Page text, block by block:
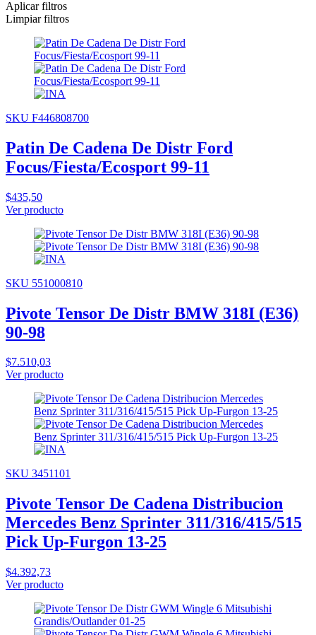
Aplicar filtros
Limpiar filtros
SKU F446808700
Patin De Cadena De Distr Ford
Focus/Fiesta/Ecosport 99-11
$435,50
Ver producto
SKU 551000810
Pivote Tensor De Distr BMW 318I (E36)
90-98
$7.510,03
Ver producto
SKU 3451101
Pivote Tensor De Cadena Distribucion
Mercedes Benz Sprinter 311/316/415/515
Pick Up-Furgon 13-25
$4.392,73
Ver producto